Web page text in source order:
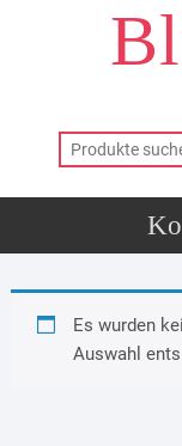
Es wurden
Auswahl